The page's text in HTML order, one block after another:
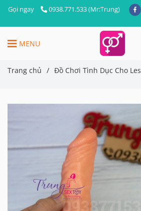
Gọi ngay 0938.771.533 (Mr:Trung)
MENU
Trang chủ / Đồ Chơi Tình Dục Cho Les